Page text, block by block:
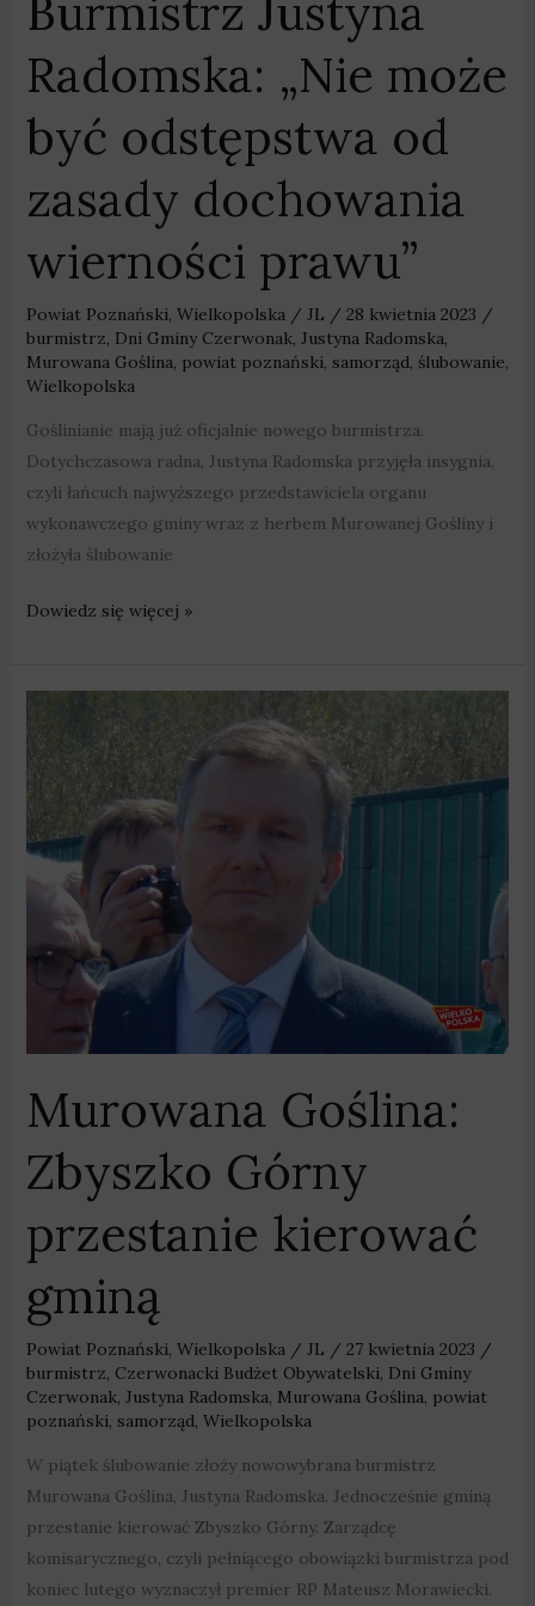
Burmistrz Justyna
Radomska: „Nie może
być odstępstwa od
zasady dochowania
wierności prawu”
Powiat Poznański, Wielkopolska/ JL / 28 kwietnia 2023 /
burmistrz, Dni Gminy Czerwonak, Justyna Radomska,
Murowana Goślina, powiat poznański, samorząd, ślubowanie,
Wielkopolska
Goślinianie mają już oficjalnie nowego burmistrza.
Dotychczasowa radna, Justyna Radomska przyjęła insygnia,
czyli łańcuch najwyższego przedstawiciela organu
wykonawczego gminy wraz z herbem Murowanej Gośliny i
złożyła ślubowanie
wierności
Dowiedz się więcej »
Murowana Goślina:
Zbyszko Górny
przestanie kierować
gminą
Powiat Poznański, Wielkopolska/ JL / 27 kwietnia 2023 /
burmistrz, Czerwonacki Budżet Obywatelski, Dni Gminy
Czerwonak, Justyna Radomska, Murowana Goślina, powiat
poznański, samorząd, Wielkopolska
W piątek ślubowanie złoży nowowybrana burmistrz
Murowana Goślina, Justyna Radomska. Jednocześnie gminą
przestanie kierować Zbyszko Górny. Zarządcę
komisarycznego, czyli pełniącego obowiązki burmistrza pod
koniec lutego wyznaczył premier RP Mateusz Morawiecki.
Goślina:
Zbyszko
Górny
przestanie
kierować
gminą